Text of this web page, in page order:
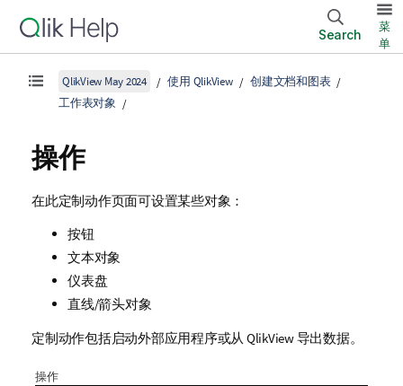
Search
菜
单
QlikView May 2024 使用 QlikView
创建文档和图表
工作表对象
操作
在此定制动作页面可设置某些对象：
按钮
文本对象
仪表盘
直线/箭头对象
定制动作包括启动外部应用程序或从 QlikView 导出数据。
操作